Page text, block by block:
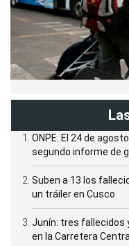
ONPE: El 24 de
segundo informe de
Suben a 13 los
un tráiler en Cusco
Junín: tres fallecidos
en la Carretera Central